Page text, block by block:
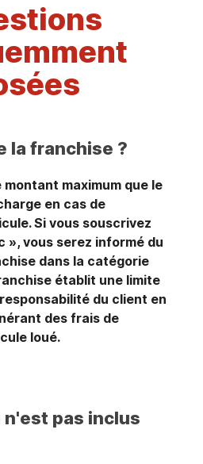
la franchise ?
maximum que le
en cas de
Si vous souscrivez
», vous serez informé du
dans la catégorie
établit une limite
du client en
des frais de
loué.
pas inclus